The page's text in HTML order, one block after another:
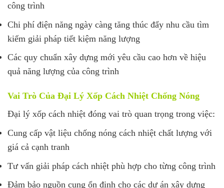
công trình
Chi phí điện năng ngày càng tăng thúc đẩy nhu cầu tìm
kiếm giải pháp tiết kiệm năng lượng
Các quy chuẩn xây dựng mới yêu cầu cao hơn về hiệu
quả năng lượng của công trình
Vai Trò Của Đại Lý Xốp Cách Nhiệt Chống Nóng
Đại lý xốp cách nhiệt đóng vai trò quan trọng trong việc:
Cung cấp vật liệu chống nóng cách nhiệt chất lượng với
giá cả cạnh tranh
Tư vấn giải pháp cách nhiệt phù hợp cho từng công trình
Đảm bảo nguồn cung ổn định cho các dự án xây dựng